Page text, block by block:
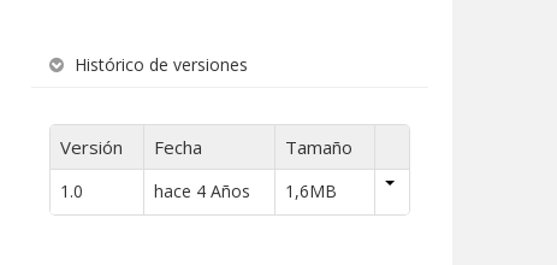
Histórico de versiones
Versión Fecha Tamaño
1.0 hace 4 Años 1,6MB